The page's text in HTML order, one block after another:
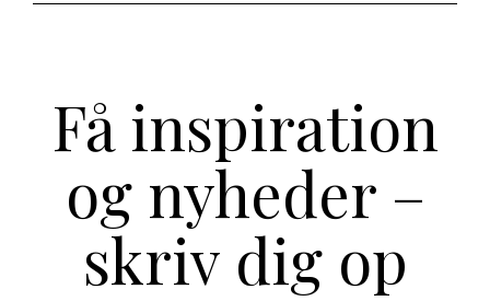
Få inspiration
og nyheder –
skriv dig op